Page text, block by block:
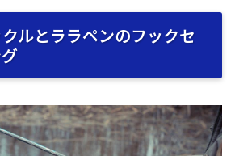
ルとララペンのフックセ